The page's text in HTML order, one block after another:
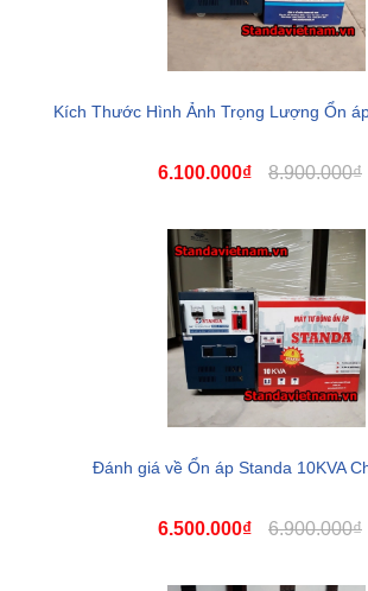
Kích Thước Hình Ảnh Trọng Lượng Ổn
6.100.000₫ 8.900.000₫
Đánh giá về Ổn áp Standa 10KVA
6.500.000₫ 6.900.000₫